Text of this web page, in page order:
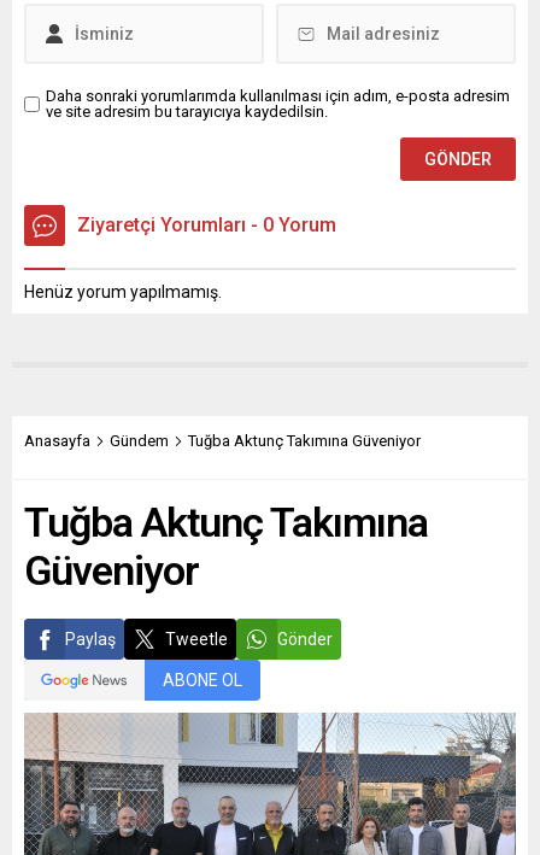
medya ve basında yer...
Daha sonraki yorumlarımda kullanılması için adım, e-posta adresim
ve site adresim bu tarayıcıya kaydedilsin.
Ziyaretçi Yorumları - 0 Yorum
Henüz yorum yapılmamış.
Anasayfa Gündem Tuğba Aktunç Takımına Güveniyor
Tuğba Aktunç Takımına
Güveniyor
Paylaş Tweetle Gönder
ABONE OL